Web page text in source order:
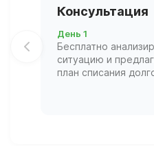
Консультация
День 1
Бесплатно
ситуацию и
план списания